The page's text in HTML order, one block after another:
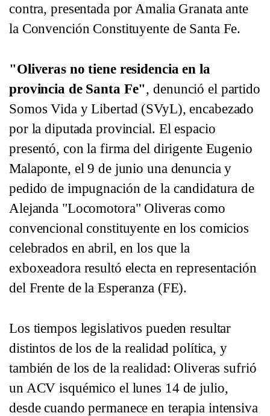
contra, presentada por Amalia Granata ante
la Convención Constituyente de Santa Fe.
"Oliveras no tiene residencia en la
provincia de Santa Fe", denunció el partido
Somos Vida y Libertad (SVyL), encabezado
por la diputada provincial. El espacio
presentó, con la firma del dirigente Eugenio
Malaponte, el 9 de junio una denuncia y
pedido de impugnación de la candidatura de
Alejanda "Locomotora" Oliveras como
convencional constituyente en los comicios
celebrados en abril, en los que la
exboxeadora resultó electa en representación
del Frente de la Esperanza (FE).
Los tiempos legislativos pueden resultar
distintos de los de la realidad política, y
también de los de la realidad: Oliveras sufrió
un ACV isquémico el lunes 14 de julio,
desde cuando permanece en terapia intensiva